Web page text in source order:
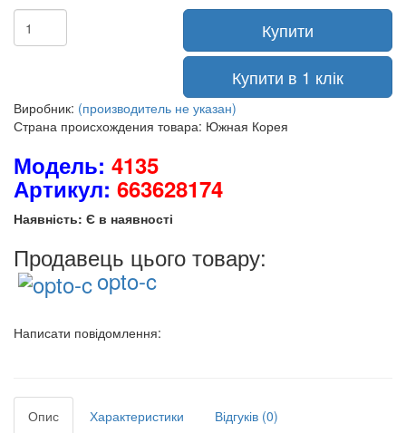
Купити
Купити в 1 клік
Виробник: (производитель не указан)
Страна происхождения товара: Южная Корея
Модель: 4135
Артикул: 663628174
Наявність: Є в наявності
Продавець цього товару:
opto-c
Написати повідомлення:
Опис Характеристики
Відгуків (0)